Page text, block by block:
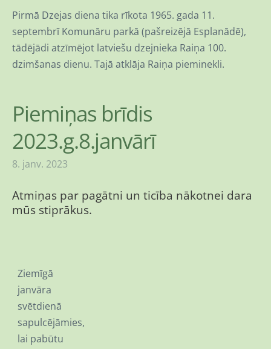
Pirmā Dzejas diena tika rīkota 1965. gada 11.
septembrī Komunāru parkā (pašreizējā Esplanādē),
tādējādi atzīmējot latviešu dzejnieka Raiņa 100.
dzimšanas dienu. Tajā atklāja Raiņa pieminekli.
Piemiņas brīdis
2023.g.8.janvārī
8. janv. 2023
Atmiņas par pagātni un ticība nākotnei dara
mūs stiprākus.
Ziemīgā
janvāra
svētdienā
sapulcējāmies,
lai pabūtu